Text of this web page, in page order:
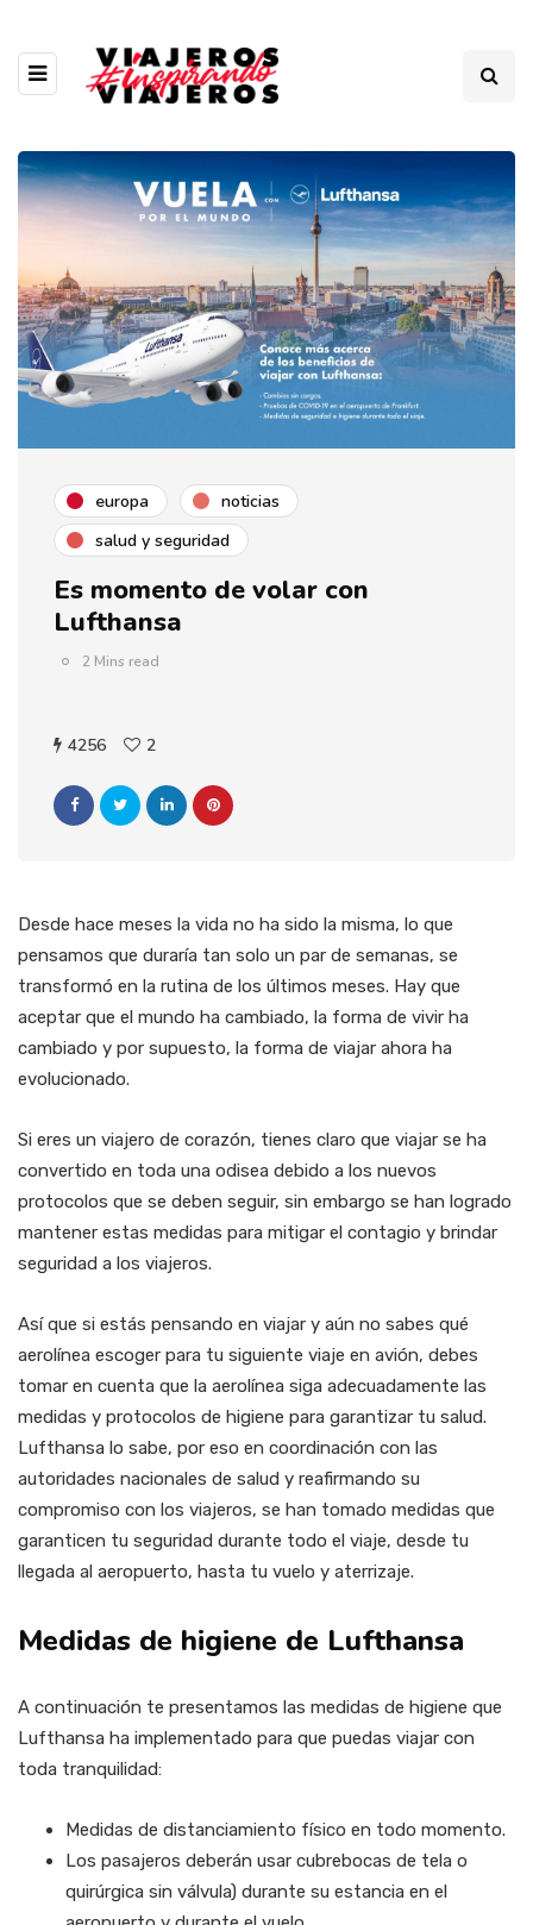
europa
noticias
salud y seguridad
Es momento de volar con
Lufthansa
2 Mins read
4256 2
Desde hace meses la vida no ha sido la misma, lo que
pensamos que duraría tan solo un par de semanas, se
transformó en la rutina de los últimos meses. Hay que
aceptar que el mundo ha cambiado, la forma de vivir ha
cambiado y por supuesto, la forma de viajar ahora ha
evolucionado.
Si eres un viajero de corazón, tienes claro que viajar se ha
convertido en toda una odisea debido a los nuevos
protocolos que se deben seguir, sin embargo se han logrado
mantener estas medidas para mitigar el contagio y brindar
seguridad a los viajeros.
Así que si estás pensando en viajar y aún no sabes qué
aerolínea escoger para tu siguiente viaje en avión, debes
tomar en cuenta que la aerolínea siga adecuadamente las
medidas y protocolos de higiene para garantizar tu salud.
Lufthansa lo sabe, por eso en coordinación con las
autoridades nacionales de salud y reafirmando su
compromiso con los viajeros, se han tomado medidas que
garanticen tu seguridad durante todo el viaje, desde tu
llegada al aeropuerto, hasta tu vuelo y aterrizaje.
Medidas de higiene de Lufthansa
A continuación te presentamos las medidas de higiene que
Lufthansa ha implementado para que puedas viajar con
toda tranquilidad:
Medidas de distanciamiento físico en todo momento.
Los pasajeros deberán usar cubrebocas de tela o
quirúrgica sin válvula) durante su estancia en el